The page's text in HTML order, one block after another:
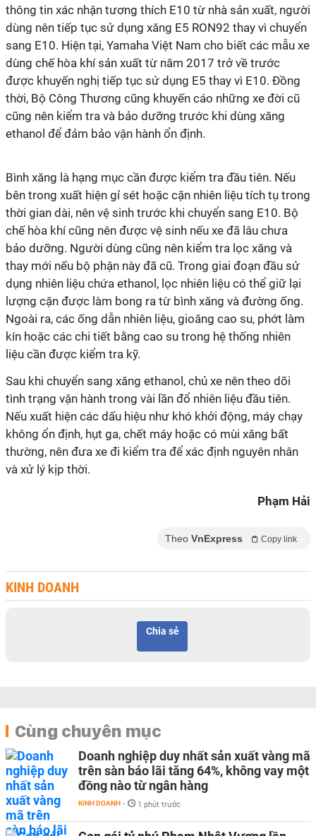
thông tin xác nhận tương thích E10 từ nhà sản xuất, người
dùng nên tiếp tục sử dụng xăng E5 RON92 thay vì chuyển
sang E10. Hiện tại, Yamaha Việt Nam cho biết các mẫu xe
dùng chế hòa khí sản xuất từ năm 2017 trở về trước
được khuyến nghị tiếp tục sử dụng E5 thay vì E10. Đồng
thời, Bộ Công Thương cũng khuyến cáo những xe đời cũ
cũng nên kiểm tra và bảo dưỡng trước khi dùng xăng
ethanol để đảm bảo vận hành ổn định.
Bình xăng là hạng mục cần được kiểm tra đầu tiên. Nếu
bên trong xuất hiện gỉ sét hoặc cặn nhiên liệu tích tụ trong
thời gian dài, nên vệ sinh trước khi chuyển sang E10. Bộ
chế hòa khí cũng nên được vệ sinh nếu xe đã lâu chưa
bảo dưỡng. Người dùng cũng nên kiểm tra lọc xăng và
thay mới nếu bộ phận này đã cũ. Trong giai đoạn đầu sử
dụng nhiên liệu chứa ethanol, lọc nhiên liệu có thể giữ lại
lượng cặn được làm bong ra từ bình xăng và đường ống.
Ngoài ra, các ống dẫn nhiên liệu, gioăng cao su, phớt làm
kín hoặc các chi tiết bằng cao su trong hệ thống nhiên
liệu cần được kiểm tra kỹ.
Sau khi chuyển sang xăng ethanol, chủ xe nên theo dõi
tình trạng vận hành trong vài lần đổ nhiên liệu đầu tiên.
Nếu xuất hiện các dấu hiệu như khó khởi động, máy chạy
không ổn định, hụt ga, chết máy hoặc có mùi xăng bất
thường, nên đưa xe đi kiểm tra để xác định nguyên nhân
và xử lý kịp thời.
Phạm Hải
Theo VnExpress Copy link
KINH DOANH
Chia sẻ
Cùng chuyên mục
Doanh nghiệp duy nhất sản xuất vàng mã
trên sàn báo lãi tăng 64%, không vay một
đồng nào từ ngân hàng
KINH DOANH - 1 phút trước